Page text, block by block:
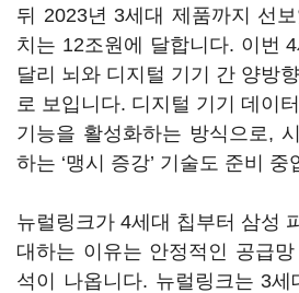
뒤 2023년 3세대 제품까지 선
치는 12조원에 달합니다. 이번
달리 뇌와 디지털 기기 간 양방
로 보입니다. 디지털 기기 데이
기능을 활성화하는 방식으로,
하는 ‘맹시 증강’ 기술도 준비 중
뉴럴링크가 4세대 칩부터 삼성
대하는 이유는 안정적인 공급
석이 나옵니다. 뉴럴링크는 3